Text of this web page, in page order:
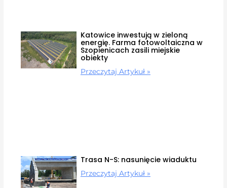
Katowice inwestują w zieloną
energię. Farma fotowoltaiczna w
Szopienicach zasili miejskie
obiekty
Przeczytaj Artykuł »
Trasa N-S: nasunięcie wiaduktu
Przeczytaj Artykuł »